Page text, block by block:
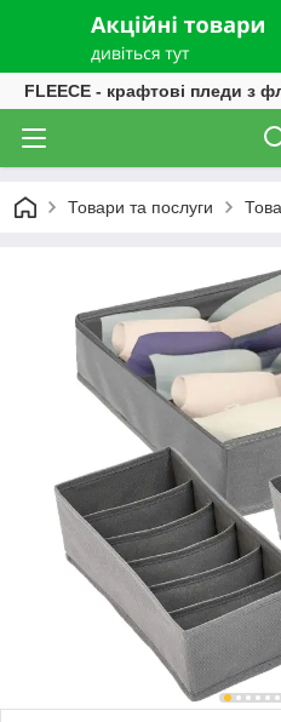
FLEECE - крафтові пледи з
Товари та послуги